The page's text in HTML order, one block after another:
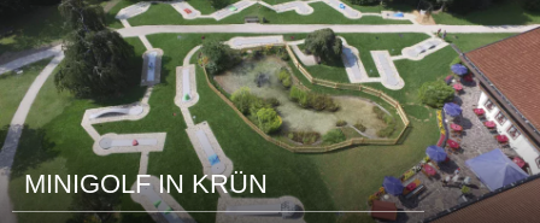
MINIGOLF IN KRÜN